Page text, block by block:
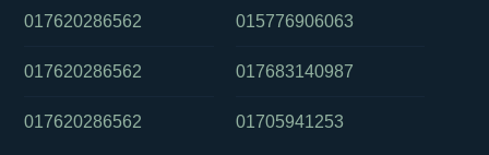
017620286562
017620286562
017620286562
015776906063
017683140987
01705941253